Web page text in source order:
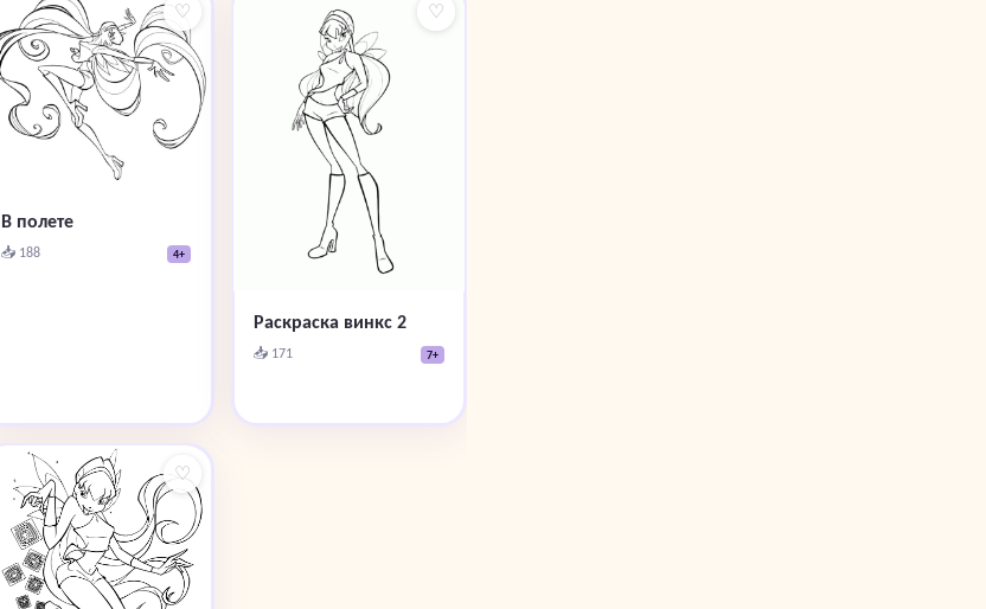
♡
В полете
📥 188 4+
♡
Раскраска винкс 2
📥 171 7+
♡